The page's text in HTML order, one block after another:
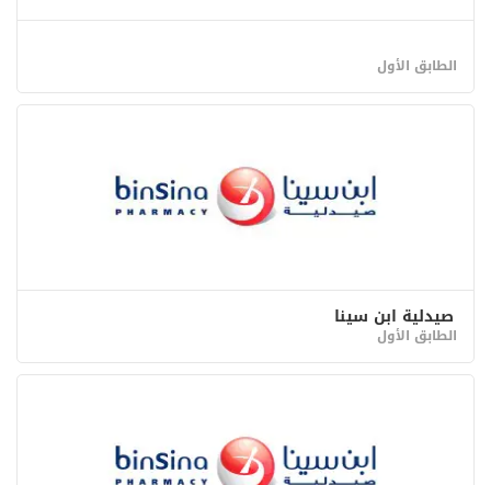
الطابق الأول
صيدلية ابن سينا
الطابق الأول